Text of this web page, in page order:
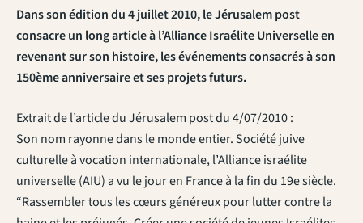
Dans son édition du 4 juillet 2010, le Jérusalem post
consacre un long article à l’Alliance Israélite Universelle en
revenant sur son histoire, les événements consacrés à son
150ème anniversaire et ses projets futurs.
Extrait de l’article du Jérusalem post du 4/07/2010 :
Son nom rayonne dans le monde entier. Société juive
culturelle à vocation internationale, l’Alliance israélite
universelle (AIU) a vu le jour en France à la fin du 19e siècle.
“Rassembler tous les cœurs généreux pour lutter contre la